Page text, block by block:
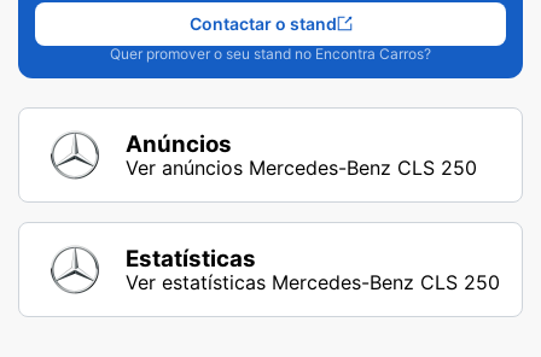
Quer promover o seu stand no Encontra Carros?
Contactar o stand
Anúncios
Ver anúncios Mercedes-Benz CLS 250
Estatísticas
Ver estatísticas Mercedes-Benz CLS 250